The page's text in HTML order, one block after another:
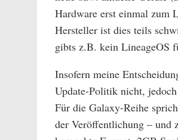
Hardware erst einmal zum
Hersteller ist dies teils
gibts z.B. kein LineageOS
Insofern meine
Update-Politik nicht,
Für die Galaxy-Reihe
der Veröffentlichung – und